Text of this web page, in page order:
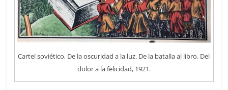
Cartel soviético, De la oscuridad a la luz. De la batalla al libro. Del
dolor a la felicidad, 1921.